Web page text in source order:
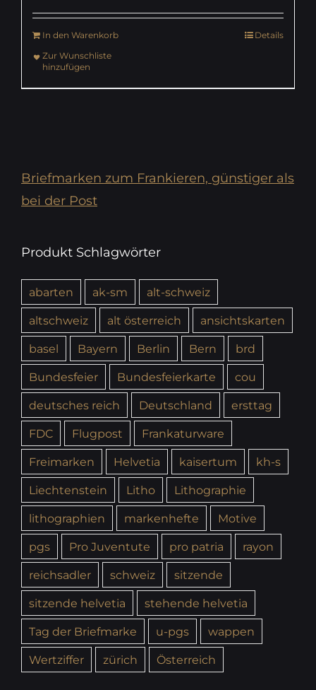
In den Warenkorb
Details
Zur Wunschliste
hinzufügen
Briefmarken zum Frankieren, günstiger als
bei der Post
Produkt Schlagwörter
abarten ak-sm
alt-schweiz
altschweiz
alt österreich
ansichtskarten
basel
Bayern Berlin Bern
brd
Bundesfeier
Bundesfeierkarte
cou
deutsches reich
Deutschland
ersttag
FDC
Flugpost
Frankaturware
Freimarken
Helvetia kaisertum
kh-s
Liechtenstein
Litho
Lithographie
lithographien
markenhefte
Motive
pgs
Pro Juventute pro patria
rayon
reichsadler
schweiz
sitzende
sitzende helvetia
stehende helvetia
Tag der Briefmarke
u-pgs
wappen
Wertziffer
zürich Österreich